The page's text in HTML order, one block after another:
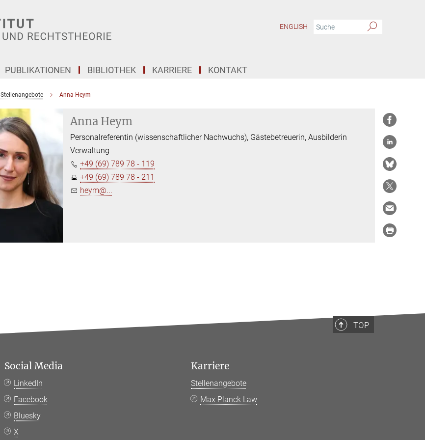
ENGLISH
PUBLIKATIONEN BIBLIOTHEK KARRIERE KONTAKT
Stellenangebote Anna Heym
Anna Heym
Personalreferentin (wissenschaftlicher Nachwuchs), Gästebetreuerin, Ausbilderin
Verwaltung
+49 (69) 789 78 - 119
+49 (69) 789 78 - 211
heym@...
TOP
Social Media
LinkedIn
Facebook
Bluesky
X
Karriere
Stellenangebote
Max Planck Law